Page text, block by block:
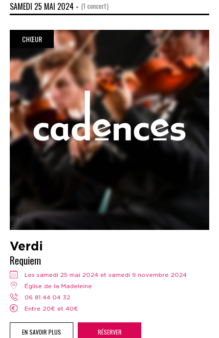
SAMEDI 25 MAI 2024 - (1 concert)
CHŒUR
Verdi
Requiem
Les samedi 25 mai 2024 et samedi 9 novembre 2024
Église de la Madeleine
06 81 44 04 32
Entre 20€ et 40€
EN SAVOIR PLUS RÉSERVER